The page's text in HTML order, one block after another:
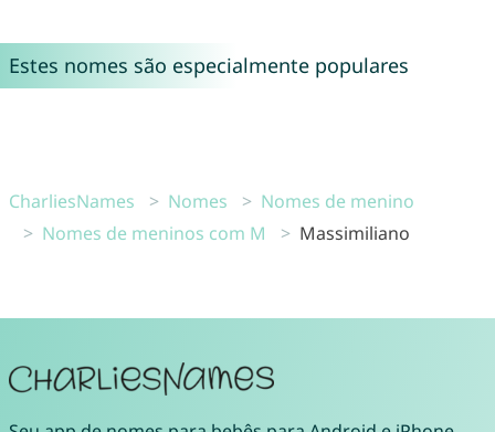
Estes nomes são especialmente populares
CharliesNames Nomes
Nomes de menino
Nomes de meninos com M
Massimiliano